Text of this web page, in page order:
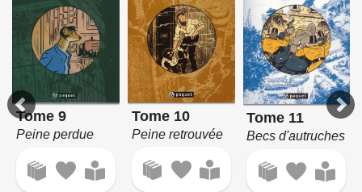
Tome 9
Peine perdue
Tome 10
Peine retrouvée
Tome 11
Becs d'autruches